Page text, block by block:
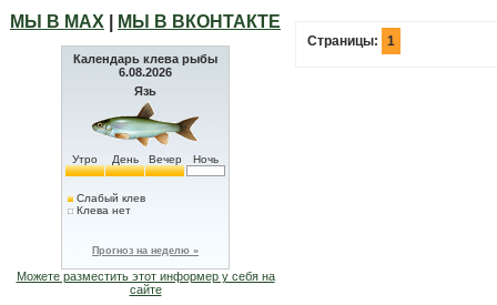
МЫ В МАХ МЫ В ВКОНТАКТЕ
Календарь клева рыбы
6.08.2026
Язь
Утро День Вечер Ночь
Слабый клев
Клева нет
Прогноз на неделю »
Можете разместить этот информер у себя на
сайте
Страницы: 1